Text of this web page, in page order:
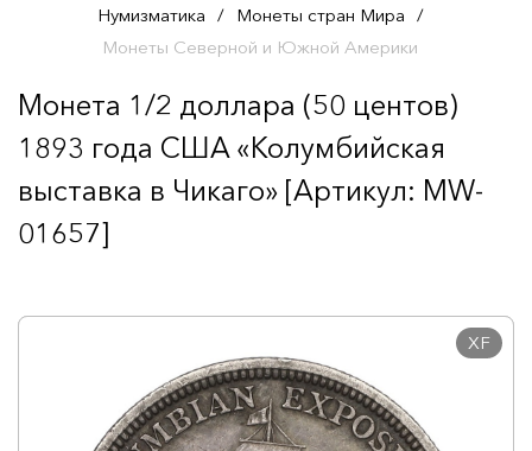
Нумизматика / Монеты стран Мира /
Монеты Северной и Южной Америки
Монета 1/2 доллара (50 центов)
1893 года США «Колумбийская
выставка в Чикаго» [Артикул: MW-
01657]
XF